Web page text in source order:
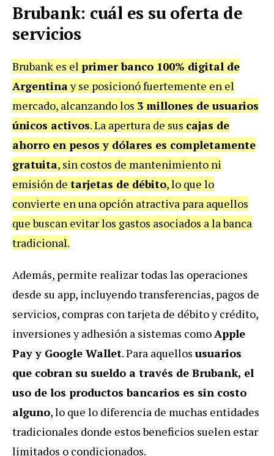
Brubank: cuál es su oferta de
servicios
Brubank es el primer banco 100% digital de
Argentinay se posicionó fuertemente en el
mercado, alcanzando los 3 millones de usuarios
únicos activos. La apertura de sus cajas de
ahorro en pesos y dólares es completamente
gratuita, sin costos de mantenimiento ni
emisión de tarjetas de débito, lo que lo
convierte en una opción atractiva para aquellos
que buscan evitar los gastos asociados a la banca
tradicional.
Además, permite realizar todas las operaciones
desde su app, incluyendo transferencias, pagos de
servicios, compras con tarjeta de débito y crédito,
inversiones y adhesión a sistemas comoApple
Pay y Google Wallet. Para aquellos usuarios
que cobran su sueldo a través de Brubank, el
uso de los productos bancarios es sin costo
alguno, lo que lo diferencia de muchas entidades
tradicionales donde estos beneficios suelen estar
limitados o condicionados.